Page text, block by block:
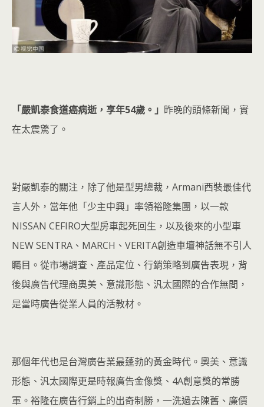
「嚴凱泰食道癌病逝，享年54歲。 」 昨晚的頭條新聞，實
在太震驚了。
對嚴凱泰的關注，除了他是型男總裁，Armani西裝最佳代
言人外，當年他「少主中興」率領裕隆集團，以一款
NISSAN CEFIRO大型房車起死回生，以及後來的小型車
NEW SENTRA、MARCH、VERITA創造車壇神話無不引人
矚目。從市場調查、產品定位、行銷策略到廣告表現，背
後與廣告代理商奧美、意識形態、汎太國際的合作無間，
是當時廣告從業人員的活教材。
那個年代也是台灣廣告業最蓬勃的黃金時代。奧美、意識
形態、汎太國際更是時報廣告金像獎、4A創意獎的常勝
軍。裕隆在廣告行銷上的出奇制勝，一洗過去陳舊、廉價